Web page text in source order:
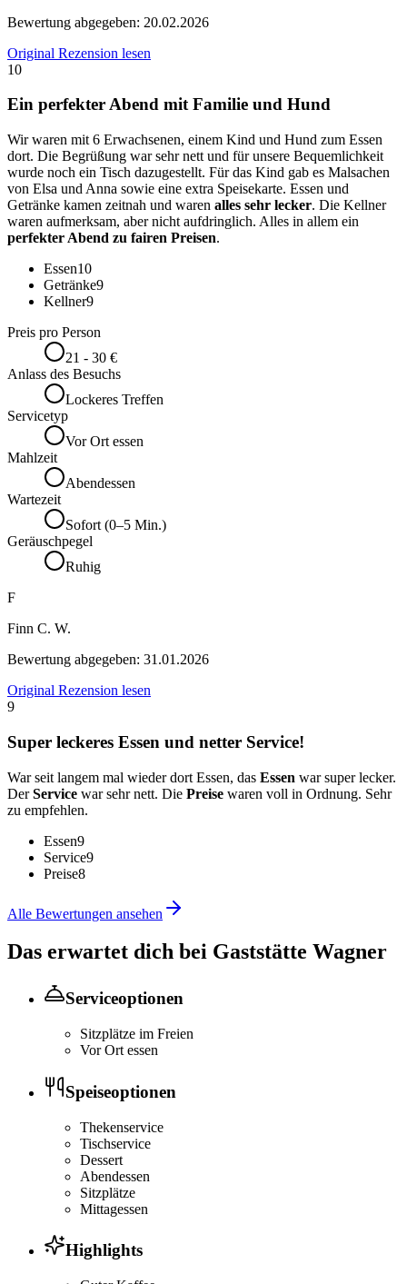
Bewertung abgegeben: 20.02.2026
Original Rezension lesen
10
Ein perfekter Abend mit Familie und Hund
Wir waren mit 6 Erwachsenen, einem Kind und Hund zum Essen
dort. Die Begrüßung war sehr nett und für unsere Bequemlichkeit
wurde noch ein Tisch dazugestellt. Für das Kind gab es Malsachen
von Elsa und Anna sowie eine extra Speisekarte. Essen und
Getränke kamen zeitnah und waren alles sehr lecker. Die Kellner
waren aufmerksam, aber nicht aufdringlich. Alles in allem ein
perfekter Abend zu fairen Preisen.
Essen10
Getränke9
Kellner9
Preis pro Person
21 - 30 €
Anlass des Besuchs
Lockeres Treffen
Servicetyp
Vor Ort essen
Mahlzeit
Abendessen
Wartezeit
Sofort (0–5 Min.)
Geräuschpegel
Ruhig
F
Finn C. W.
Bewertung abgegeben: 31.01.2026
Original Rezension lesen
9
Super leckeres Essen und netter Service!
War seit langem mal wieder dort Essen, das Essen war super lecker.
DerService war sehr nett. Die Preise waren voll in Ordnung. Sehr
zu empfehlen.
Essen9
Service9
Preise8
Alle Bewertungen ansehen
Das erwartet dich bei Gaststätte Wagner
Serviceoptionen
Sitzplätze im Freien
Vor Ort essen
Speiseoptionen
Thekenservice
Tischservice
Dessert
Abendessen
Sitzplätze
Mittagessen
Highlights